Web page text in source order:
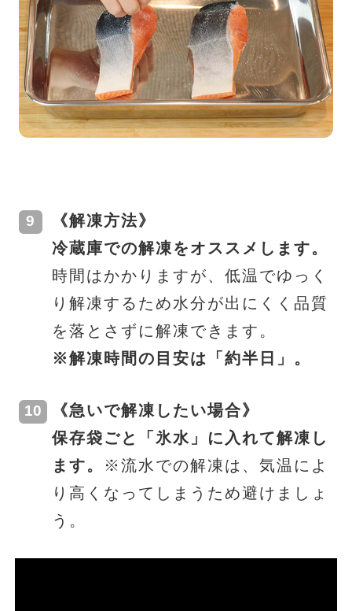
《解凍方法》
冷蔵庫での解凍をオススメします。
時間はかかりますが、低温でゆっく
り解凍するため水分が出にくく品質
を落とさずに解凍できます。
※解凍時間の目安は「約半日」。
《急いで解凍したい場合》
保存袋ごと「氷水」に入れて解凍し
ます。
※流水での解凍は、気温によ
り高くなってしまうため避けましょ
う。